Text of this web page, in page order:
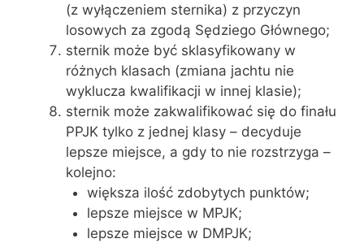
(z wyłączeniem sternika) z przyczyn
losowych za zgodą Sędziego Głównego;
sternik może być sklasyfikowany w
różnych klasach (zmiana jachtu nie
wyklucza kwalifikacji w innej klasie);
sternik może zakwalifikować się do finału
PPJK tylko z jednej klasy – decyduje
lepsze miejsce, a gdy to nie rozstrzyga –
kolejno:
większa ilość zdobytych punktów;
lepsze miejsce w MPJK;
lepsze miejsce w DMPJK;